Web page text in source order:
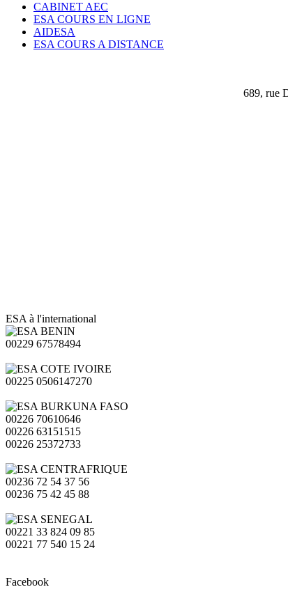
CABINET AEC
ESA COURS EN LIGNE
AIDESA
ESA COURS A DISTANCE
689, rue
ESA à l'international
00229 67578494
00225 0506147270
00226 70610646
00226 63151515
00226 25372733
00236 72 54 37 56
00236 75 42 45 88
00221 33 824 09 85
00221 77 540 15 24
Facebook